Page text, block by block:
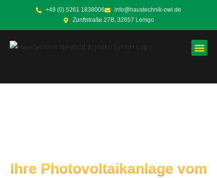
+49 (0) 5261 1838006
info@haustechnik-owl.de
Zunftstraße 27B, 32657 Lemgo
Ihre Photovoltaikanlage vom